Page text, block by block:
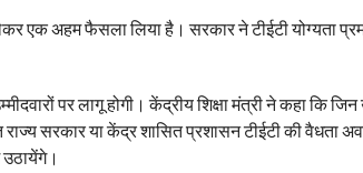
एक अहम फैसला लिया है। सरकार ने टीईटी योग्यता
पर लागू होगी। केंद्रीय शिक्षा मंत्री ने कहा कि जिन
सरकार या केंद्र शासित प्रशासन टीईटी की वैधता